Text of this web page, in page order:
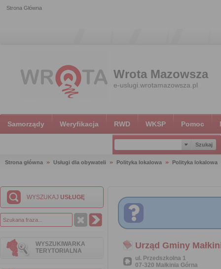
Strona Główna
Wrota Mazowsza
e-uslugi.wrotamazowsza.pl
Samorządy Weryfikacja RWD WKSP Pomoc
Strona główna Usługi dla obywateli Polityka lokalowa Polityka lokalowa
WYSZUKAJ USŁUGĘ
WYSZUKIWARKA
TERYTORIALNA
Urząd Gminy
ul. Przedszkolna 1
07-320 Małkinia Górna